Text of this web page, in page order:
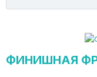
ФИНИШНАЯ